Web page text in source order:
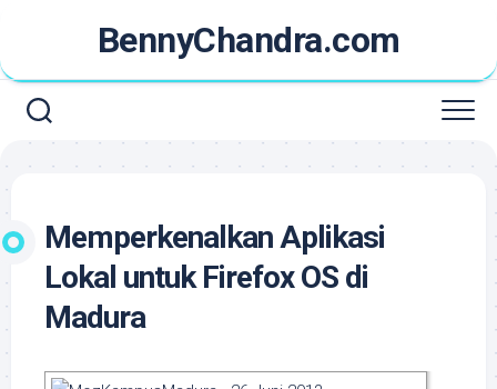
content
BennyChandra.com
Memperkenalkan Aplikasi
Lokal untuk Firefox OS di
Madura